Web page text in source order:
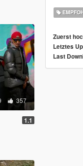
357
1.1
Zuerst
Letztes
Last